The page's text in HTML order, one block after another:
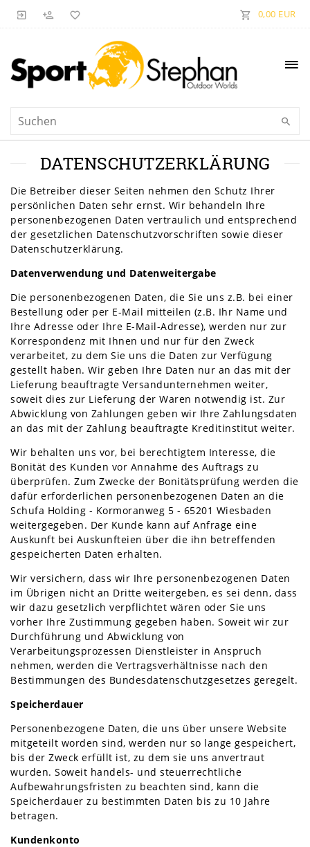
0,00 EUR
DATEN­SCHUTZ­ERKLÄRUNG
Die Betreiber dieser Seiten nehmen den Schutz Ihrer
persönlichen Daten sehr ernst. Wir behandeln Ihre
personenbezogenen Daten vertraulich und entsprechend
der gesetzlichen Datenschutzvorschriften sowie dieser
Datenschutzerklärung.
Datenverwendung und Datenweitergabe
Die personenbezogenen Daten, die Sie uns z.B. bei einer
Bestellung oder per E-Mail mitteilen (z.B. Ihr Name und
Ihre Adresse oder Ihre E-Mail-Adresse), werden nur zur
Korrespondenz mit Ihnen und nur für den Zweck
verarbeitet, zu dem Sie uns die Daten zur Verfügung
gestellt haben. Wir geben Ihre Daten nur an das mit der
Lieferung beauftragte Versandunternehmen weiter,
soweit dies zur Lieferung der Waren notwendig ist. Zur
Abwicklung von Zahlungen geben wir Ihre Zahlungsdaten
an das mit der Zahlung beauftragte Kreditinstitut weiter.
Wir behalten uns vor, bei berechtigtem Interesse, die
Bonität des Kunden vor Annahme des Auftrags zu
überprüfen. Zum Zwecke der Bonitätsprüfung werden die
dafür erforderlichen personenbezogenen Daten an die
Schufa Holding - Kormoranweg 5 - 65201 Wiesbaden
weitergegeben. Der Kunde kann auf Anfrage eine
Auskunft bei Auskunfteien über die ihn betreffenden
gespeicherten Daten erhalten.
Wir versichern, dass wir Ihre personenbezogenen Daten
im Übrigen nicht an Dritte weitergeben, es sei denn, dass
wir dazu gesetzlich verpflichtet wären oder Sie uns
vorher Ihre Zustimmung gegeben haben. Soweit wir zur
Durchführung und Abwicklung von
Verarbeitungsprozessen Dienstleister in Anspruch
nehmen, werden die Vertragsverhältnisse nach den
Bestimmungen des Bundesdatenschutzgesetzes geregelt.
Speicherdauer
Personenbezogene Daten, die uns über unsere Website
mitgeteilt worden sind, werden nur so lange gespeichert,
bis der Zweck erfüllt ist, zu dem sie uns anvertraut
wurden. Soweit handels- und steuerrechtliche
Aufbewahrungsfristen zu beachten sind, kann die
Speicherdauer zu bestimmten Daten bis zu 10 Jahre
betragen.
Kundenkonto